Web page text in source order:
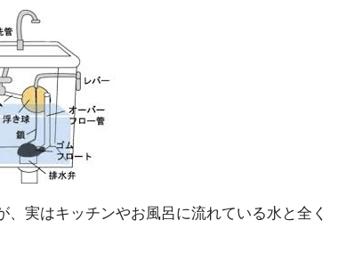
、実はキッチンやお風呂に流れている水と全く